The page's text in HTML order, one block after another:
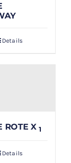
Details
ROTE X 1
Details